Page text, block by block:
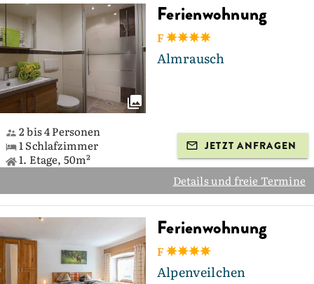
Ferienwohnung
F
Almrausch
2 bis 4 Personen
1 Schlafzimmer
1. Etage, 50m²
JETZT ANFRAGEN
Details und freie Termine
Ferienwohnung
F
Alpenveilchen